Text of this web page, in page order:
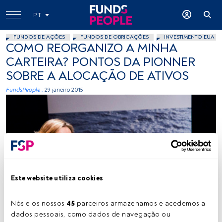
Este website utiliza cookies
Nós e os nossos 45 parceiros armazenamos e acedemos a
dados pessoais, como dados de navegação ou
PT
FUNDOS DE AÇÕES FUNDOS DE OBRIGAÇÕES INVESTIMENTO EUA
COMO REORGANIZO A MINHA
CARTEIRA? PONTOS DA PIONNER
SOBRE A ALOCAÇÃO DE ATIVOS
FundsPeople . 29 janeiro 2015
Cedida
Tempo de leitura:4 min.